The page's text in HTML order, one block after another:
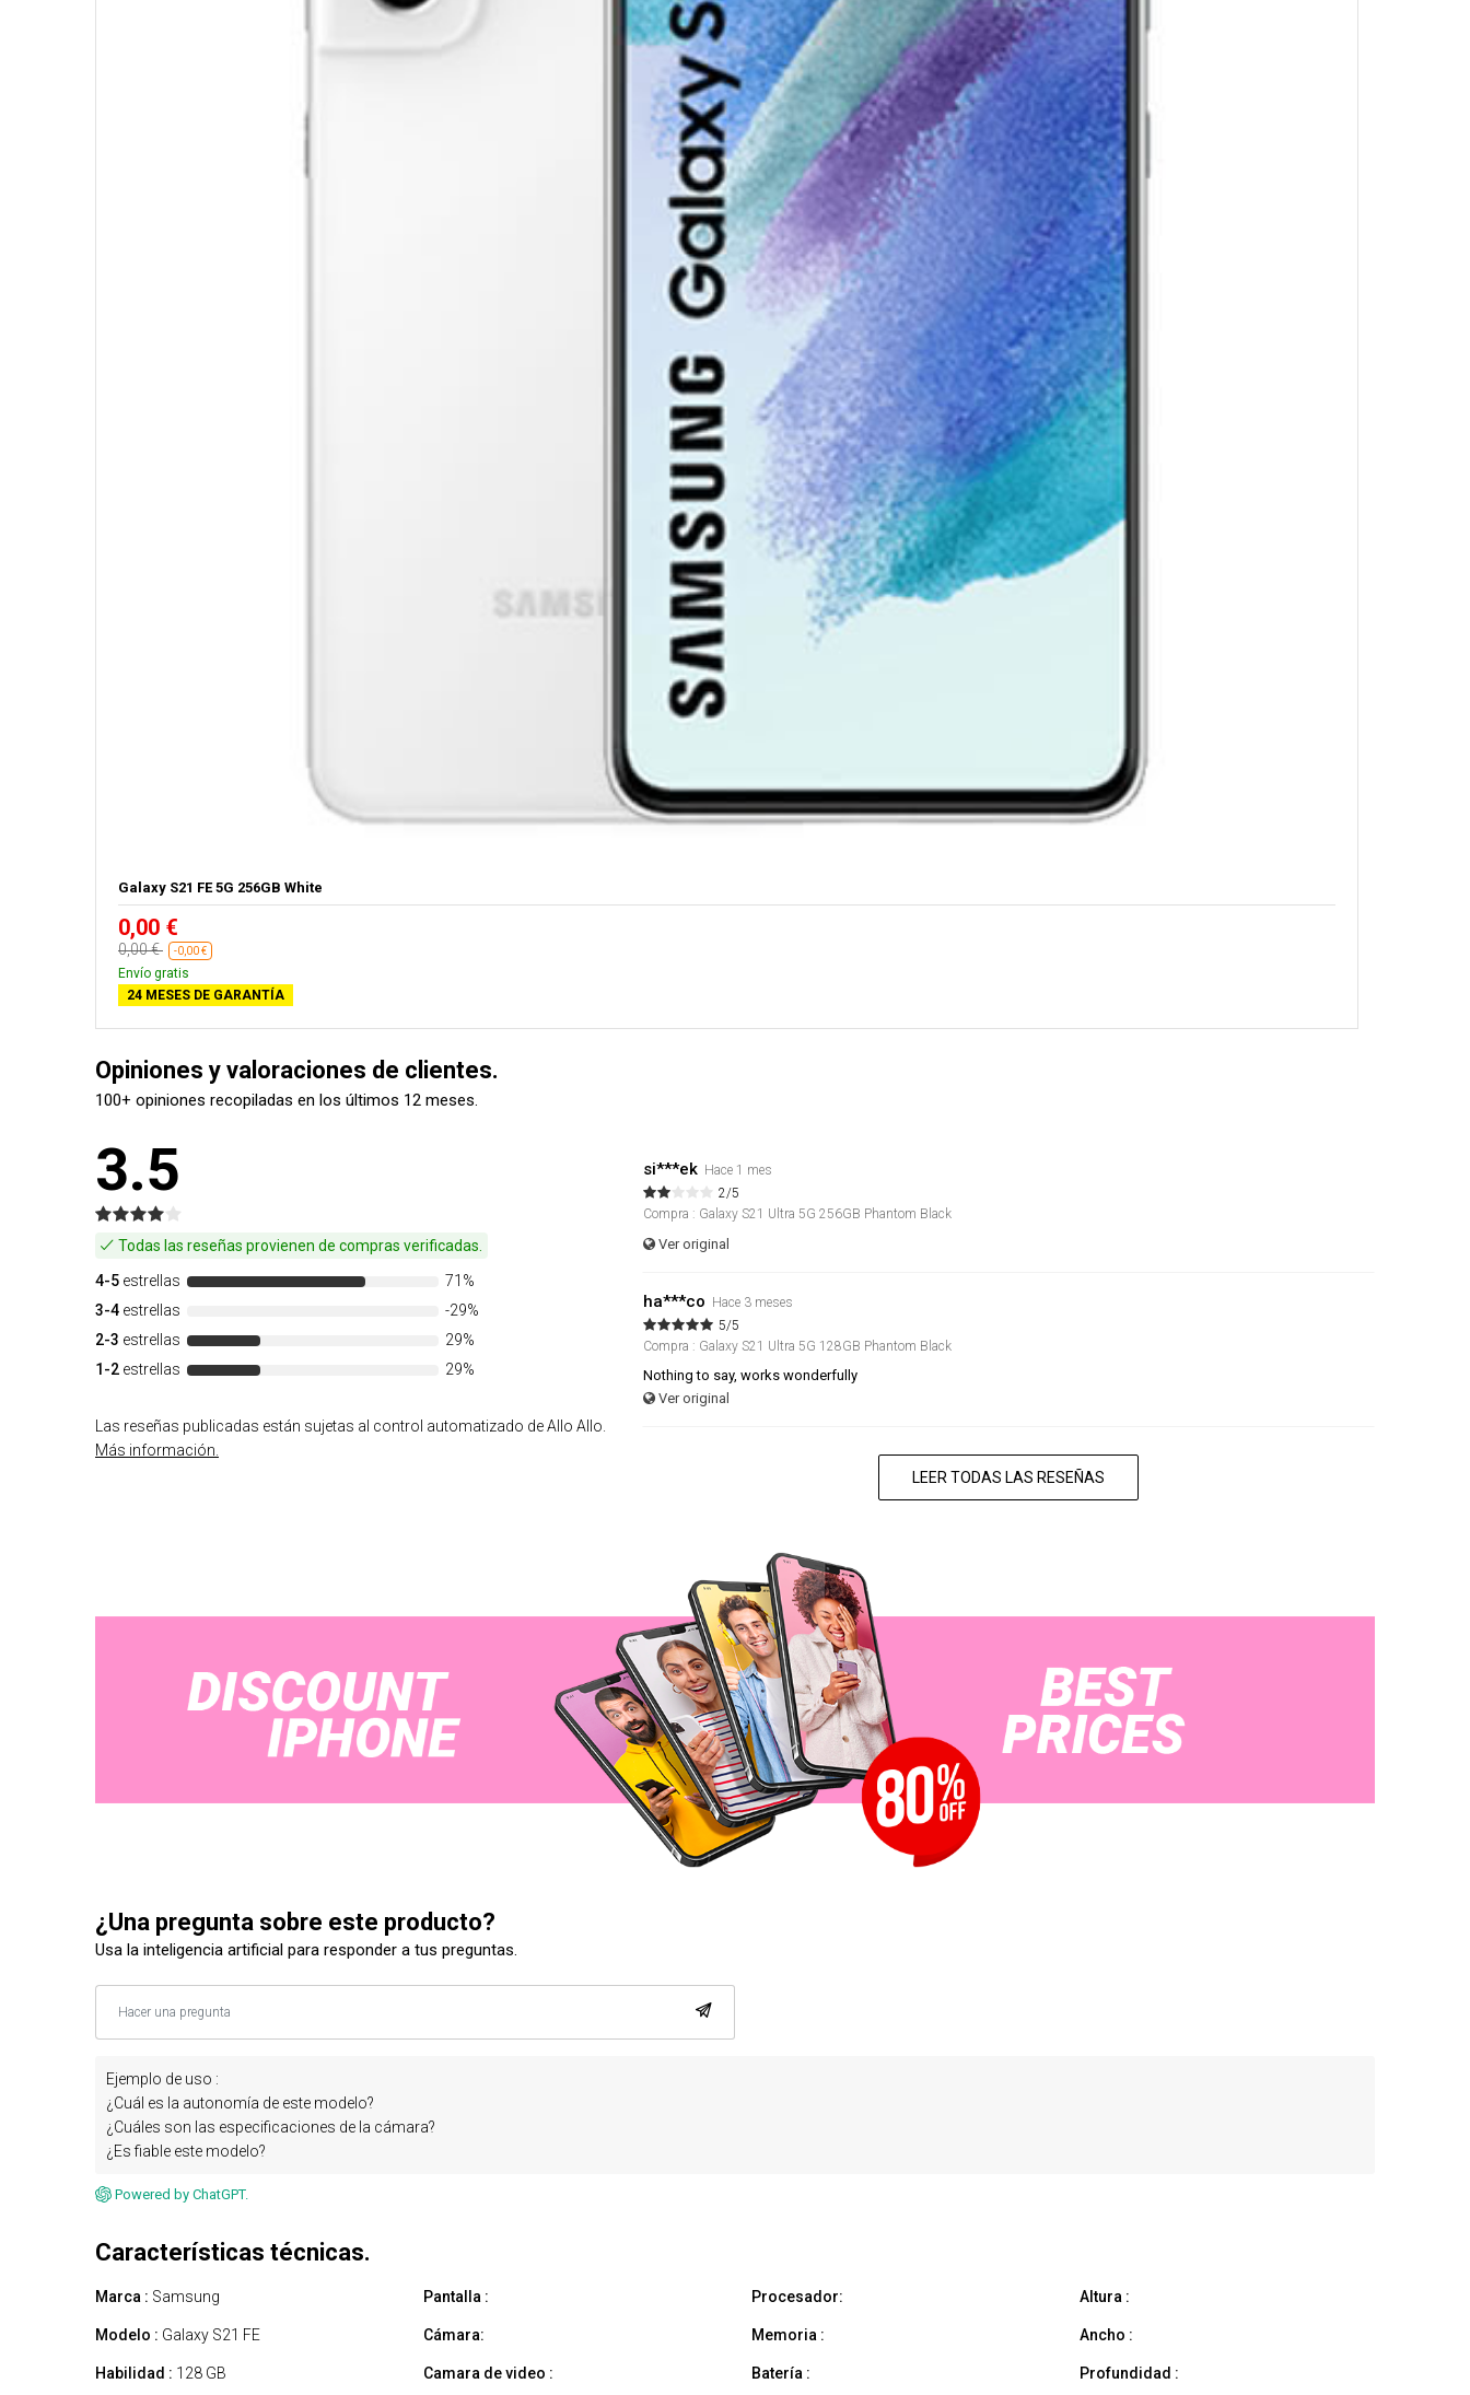
Galaxy S21 FE 5G 256GB White
0,00 €
0,00 € -0,00 €
Envío gratis
24 MESES DE GARANTÍA
Opiniones y valoraciones de clientes.
100+ opiniones recopiladas en los últimos 12 meses.
3.5
Todas las reseñas provienen de compras verificadas.
4-5 estrellas
71%
3-4 estrellas
-29%
2-3 estrellas
29%
1-2 estrellas 29%
Las reseñas publicadas están sujetas al control automatizado de Allo Allo.
Más información.
si***ek Hace 1 mes
2/5
Compra : Galaxy S21 Ultra 5G 256GB Phantom Black
Ver original
ha***co Hace 3 meses
5/5
Compra : Galaxy S21 Ultra 5G 128GB Phantom Black
Nothing to say, works wonderfully
Ver original
LEER TODAS LAS RESEÑAS
¿Una pregunta sobre este producto?
Usa la inteligencia artificial para responder a tus preguntas.
Ejemplo de uso :
¿Cuál es la autonomía de este modelo?
¿Cuáles son las especificaciones de la cámara?
¿Es fiable este modelo?
Powered by ChatGPT.
Características técnicas.
Marca : Samsung
Modelo : Galaxy S21 FE
Habilidad : 128 GB
Pantalla :
Cámara:
Camara de video :
Procesador:
Memoria :
Batería :
Altura :
Ancho :
Profundidad :